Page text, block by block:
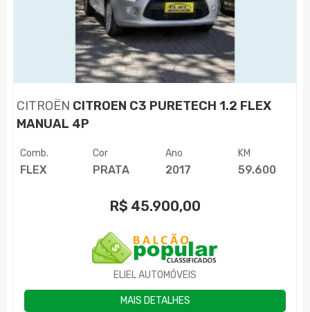
CITROËN CITROEN C3 PURETECH 1.2 FLEX
MANUAL 4P
Comb.
FLEX
Cor
PRATA
Ano
2017
KM
59.600
R$ 45.900,00
ELIEL AUTOMÓVEIS
MAIS DETALHES